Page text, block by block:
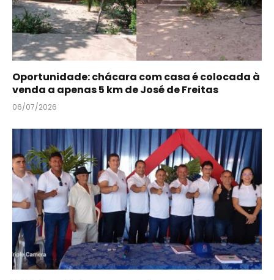
Oportunidade: chácara com casa é colocada à
venda a apenas 5 km de José de Freitas
06/07/2026